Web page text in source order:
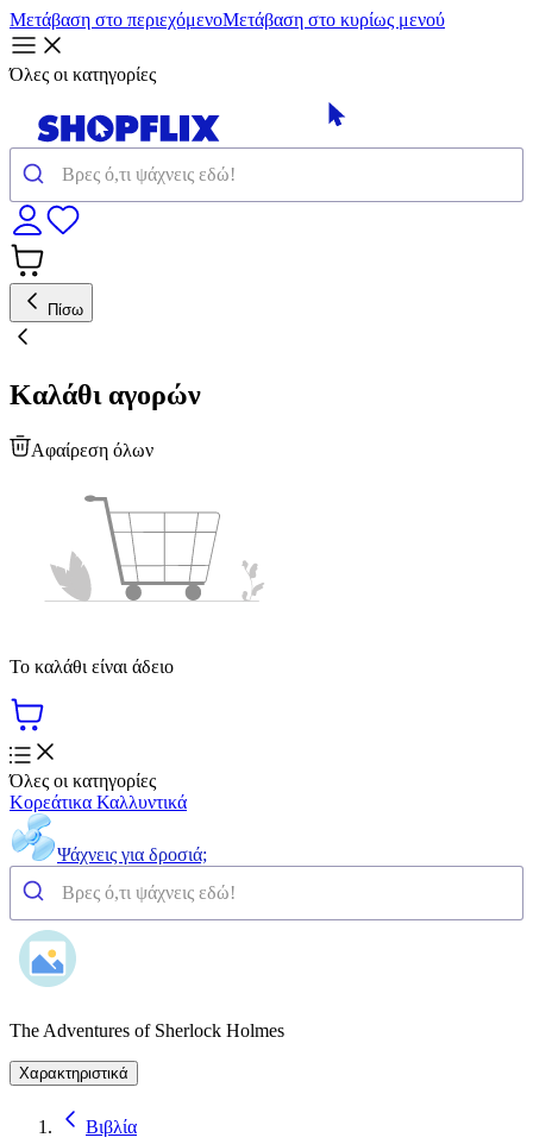
Μετάβαση στο περιεχόμενοΜετάβαση στο κυρίως μενού
Όλες οι κατηγορίες
Πίσω
Καλάθι αγορών
Αφαίρεση όλων
Το καλάθι είναι άδειο
Όλες οι κατηγορίες
Κορεάτικα Καλλυντικά
Ψάχνεις για δροσιά;
The Adventures of Sherlock Holmes
Χαρακτηριστικά
Βιβλία